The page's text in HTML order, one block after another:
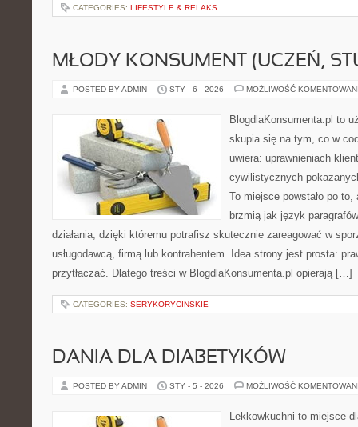
CATEGORIES: LIFESTYLE & RELAKS
MŁODY KONSUMENT (UCZEŃ,
POSTED BY ADMIN STY - 6 - 2026 MOŻLIWOŚĆ
BlogdlaKonsumenta.pl to
skupia się na tym, co w
uwiera: uprawnieniach
cywilistycznych
To miejsce powstało po
brzmią jak język
działania, dzięki któremu potrafisz skutecznie zareagować w
usługodawcą, firmą lub kontrahentem. Idea strony jest prosta:
przytłaczać. Dlatego treści w BlogdlaKonsumenta.pl opierają […]
CATEGORIES: SERYKORYCINSKIE
DANIA DLA DIABETYKÓW
POSTED BY ADMIN STY - 5 - 2026 MOŻLIWOŚĆ
Lekkowkuchni to miejsce